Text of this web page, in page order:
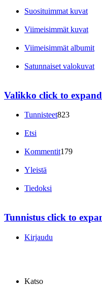
Suosituimmat kuvat
Viimeisimmät kuvat
Viimeisimmät albumit
Satunnaiset valokuvat
Valikko click to
Tunnisteet823
Etsi
Kommentit179
Yleistä
Tiedoksi
Tunnistus click to
Kirjaudu
Katso